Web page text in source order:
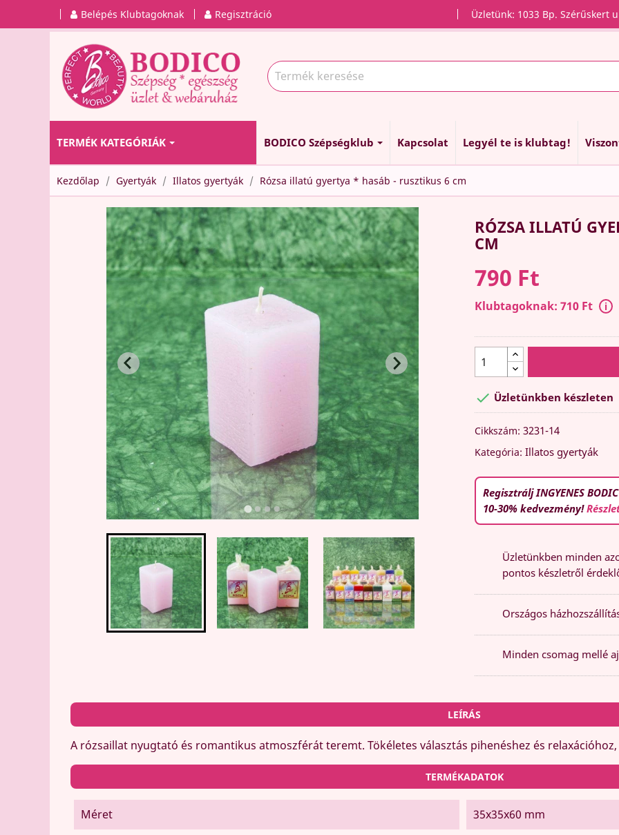
Belépés Klubtagoknak Regisztráció Üzletünk: 1033 Bp. Szérűskert
TERMÉK KATEGÓRIÁK BODICO Szépségklub Kapcsolat Legyél te is klubtag!
Kezdőlap Gyertyák Illatos gyertyák Rózsa illatú gyertya * hasáb - rusztikus 6 cm
RÓZSA ILLATÚ
CM
790 Ft
Klubtagoknak: 710 Ft
 Üzletünkben készleten
Cikkszám: 3231-14
Kategória: Illatos gyertyák
Regisztrálj INGYENES
10-30% kedvezmény!
Üzletünkben minden
pontos készletről
Országos
Minden csomag mellé
LEÍRÁS
A rózsaillat nyugtató és romantikus atmoszférát teremt. Tökéletes választás pihenéshez és
TERMÉKADATOK
Méret 35x35x60 mm